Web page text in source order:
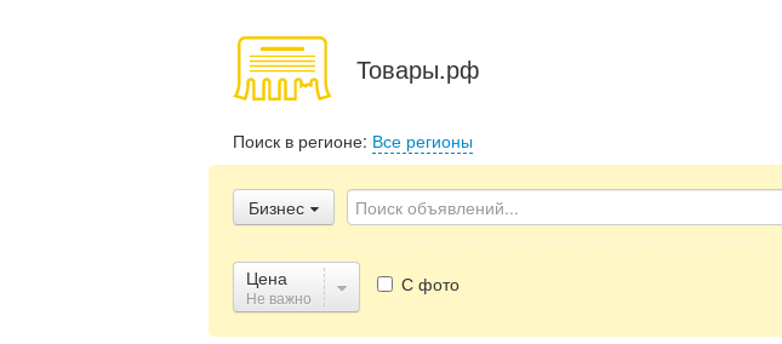
Товары.рф
Поиск в регионе: Все регионы
Бизнес
Цена
Не важно
С фото